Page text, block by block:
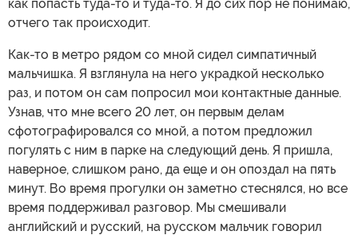
как попасть туда-то и туда-то. Я до сих пор не понимаю,
отчего так происходит.
Как-то в метро рядом со мной сидел симпатичный
мальчишка. Я взглянула на него украдкой несколько
раз, и потом он сам попросил мои контактные данные.
Узнав, что мне всего 20 лет, он первым делам
сфотографировался со мной, а потом предложил
погулять с ним в парке на следующий день. Я пришла,
наверное, слишком рано, да еще и он опоздал на пять
минут. Во время прогулки он заметно стеснялся, но все
время поддерживал разговор. Мы смешивали
английский и русский, на русском мальчик говорил